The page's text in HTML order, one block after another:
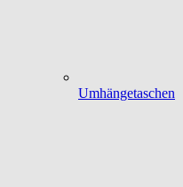
Umhängetaschen